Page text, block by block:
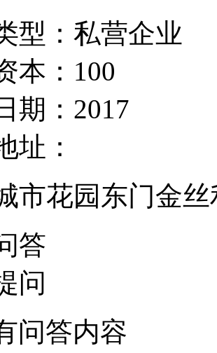
型： 私营企业
本： 100
期： 2017
址：
市花园东门金
答
问
问答内容